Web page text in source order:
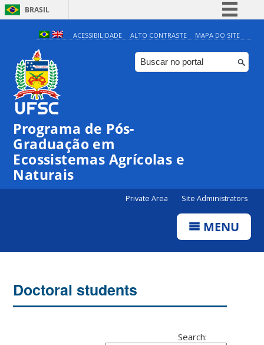
BRASIL
Simplifique!
Comunica BR
Participe
ACESSIBILIDADE ALTO CONTRASTE MAPA DO SITE
Programa de Pós-
Graduação em
Ecossistemas Agrícolas e
Naturais
Private Area Site Administrators
MENU
Doctoral students
Search: